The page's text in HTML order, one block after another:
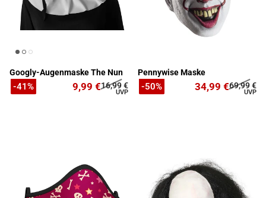
Googly-Augenmaske The Nun
9,99 €16,99 €
-41%
Pennywise Maske
34,99 €69,99 €
-50%